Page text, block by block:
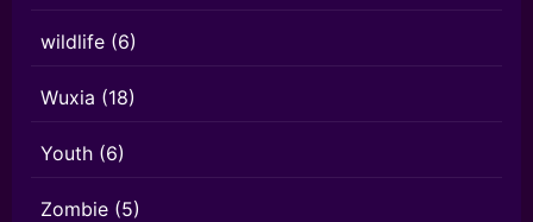
wildlife (6)
Wuxia (18)
Youth (6)
Zombie (5)